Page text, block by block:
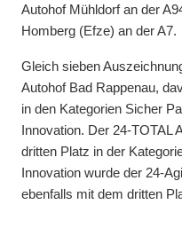
Autohof Mühldorf an der
Homberg (Efze) an der A7.
Gleich sieben
Autohof Bad Rappenau,
in den Kategorien Sicher
Innovation. Der 24-TOTAL
dritten Platz in der
Innovation wurde der 24-
ebenfalls mit dem dritten